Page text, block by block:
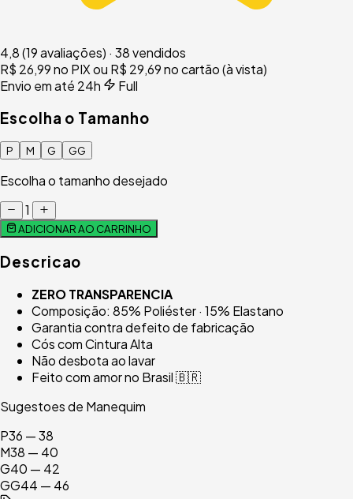
4,8(19 avaliações) · 38 vendidos
R$ 26,99no PIXou R$ 29,69 no cartão (à vista)
Envio em até 24h
Full
Escolha o Tamanho
P M G GG
Escolha o tamanho desejado
1
ADICIONAR AO CARRINHO
Descricao
ZERO TRANSPARENCIA
Composição: 85% Poliéster · 15% Elastano
Garantia contra defeito de fabricação
Cós com Cintura Alta
Não desbota ao lavar
Feito com amor no Brasil 🇧🇷
Sugestoes de Manequim
P36 — 38
M38 — 40
G40 — 42
GG44 — 46